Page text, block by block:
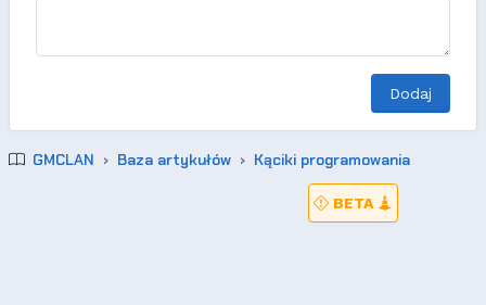
Dodaj
GMCLAN Baza artykułów Kąciki programowania
BETA